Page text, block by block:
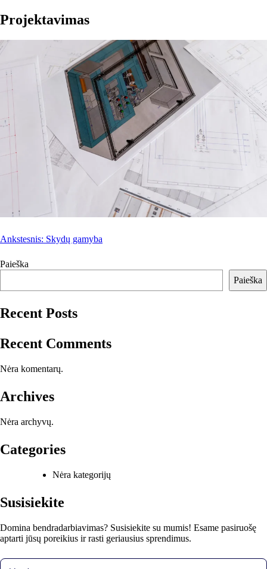
Projektavimas
Navigacija
tarp
įrašų
Ankstesnis: Skydų gamyba
Paieška
Paieška
Recent Posts
Recent Comments
Nėra komentarų.
Archives
Nėra archyvų.
Categories
Nėra kategorijų
Susisiekite
Domina bendradarbiavimas? Susisiekite su mumis! Esame pasiruošę
aptarti jūsų poreikius ir rasti geriausius sprendimus.